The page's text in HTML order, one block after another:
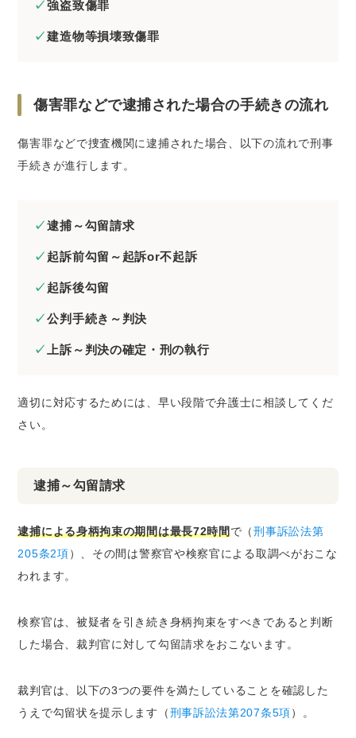
強盗致傷罪
建造物等損壊致傷罪
傷害罪などで逮捕された場合の手続きの流れ
傷害罪などで捜査機関に逮捕された場合、以下の流れで刑事
手続きが進行します。
逮捕～勾留請求
起訴前勾留～起訴or不起訴
起訴後勾留
公判手続き～判決
上訴～判決の確定・刑の執行
適切に対応するためには、早い段階で弁護士に相談してくだ
さい。
逮捕～勾留請求
逮捕による身柄拘束の期間は最長72時間で（刑事訴訟法第
205条2項）、その間は警察官や検察官による取調べがおこな
われます。
検察官は、被疑者を引き続き身柄拘束をすべきであると判断
した場合、裁判官に対して勾留請求をおこないます。
裁判官は、以下の3つの要件を満たしていることを確認した
うえで勾留状を提示します（刑事訴訟法第207条5項）。